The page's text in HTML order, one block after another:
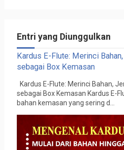
Entri yang Diunggulkan
Kardus E-Flute: Merinci
sebagai Box Kemasan
Kardus E-Flute: Merinci Bahan,
sebagai Box Kemasan Kardus E-
bahan kemasan yang sering d...